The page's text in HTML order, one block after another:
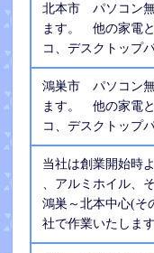
北本市 パソコン
ます。 他の家電
コ、デスクトップ
鴻巣市 パソコン
ます。 他の家電
コ、デスクトップ
当社は創業開始時
、アルミホイル、
鴻巣～北本中心(
社で作業いたします